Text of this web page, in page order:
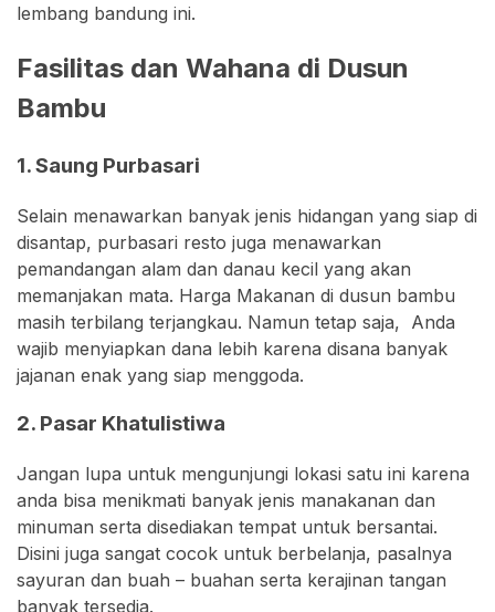
lembang bandung ini.
Fasilitas dan Wahana di Dusun
Bambu
1. Saung Purbasari
Selain menawarkan banyak jenis hidangan yang siap di
disantap, purbasari resto juga menawarkan
pemandangan alam dan danau kecil yang akan
memanjakan mata. Harga Makanan di dusun bambu
masih terbilang terjangkau. Namun tetap saja, Anda
wajib menyiapkan dana lebih karena disana banyak
jajanan enak yang siap menggoda.
2. Pasar Khatulistiwa
Jangan lupa untuk mengunjungi lokasi satu ini karena
anda bisa menikmati banyak jenis manakanan dan
minuman serta disediakan tempat untuk bersantai.
Disini juga sangat cocok untuk berbelanja, pasalnya
sayuran dan buah – buahan serta kerajinan tangan
banyak tersedia.